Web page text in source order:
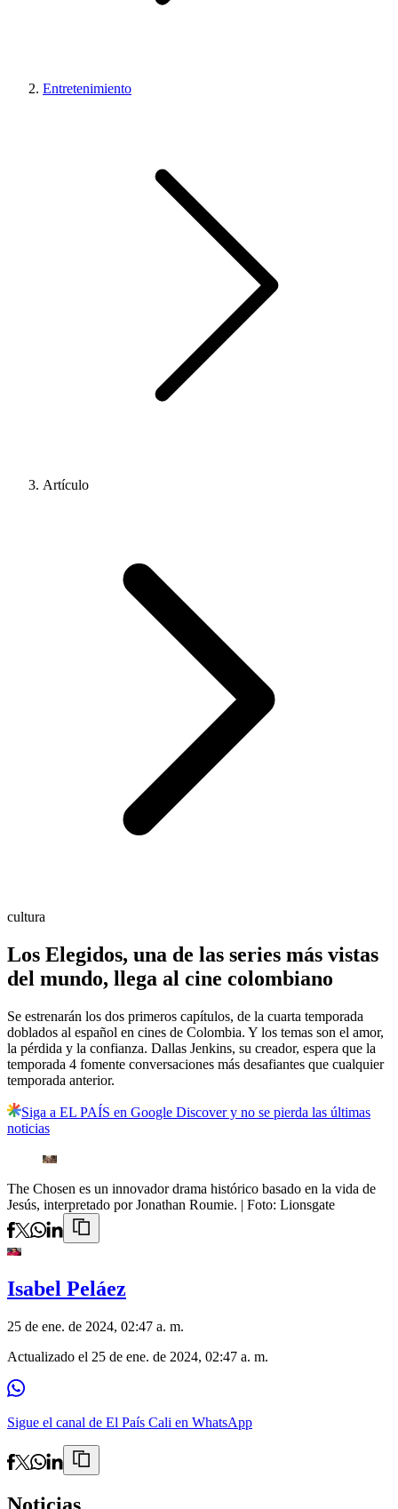
Entretenimiento
Artículo
cultura
Los Elegidos, una de las series más vistas
del mundo, llega al cine colombiano
Se estrenarán los dos primeros capítulos, de la cuarta temporada
doblados al español en cines de Colombia. Y los temas son el amor,
la pérdida y la confianza. Dallas Jenkins, su creador, espera que la
temporada 4 fomente conversaciones más desafiantes que cualquier
temporada anterior.
Siga a EL PAÍS en Google Discover y no se pierda las últimas
noticias
The Chosen es un innovador drama histórico basado en la vida de
Jesús, interpretado por Jonathan Roumie. | Foto: Lionsgate
Isabel Peláez
25 de ene. de 2024, 02:47 a. m.
Actualizado el 25 de ene. de 2024, 02:47 a. m.
Sigue el canal de El País Cali en WhatsApp